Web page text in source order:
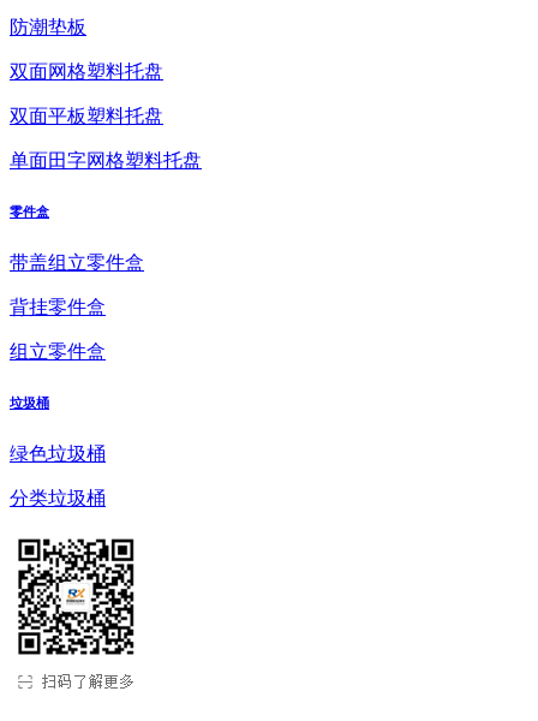
防潮垫板
双面网格塑料托盘
双面平板塑料托盘
单面田字网格塑料托盘
零件盒
带盖组立零件盒
背挂零件盒
组立零件盒
垃圾桶
绿色垃圾桶
分类垃圾桶